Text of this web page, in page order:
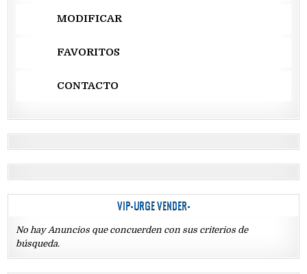
MODIFICAR
FAVORITOS
CONTACTO
VIP-URGE VENDER-
No hay Anuncios que concuerden con sus criterios de
búsqueda.